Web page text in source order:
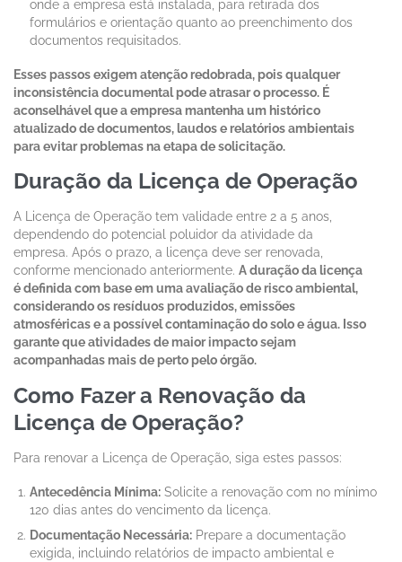
onde a empresa está instalada, para retirada dos
formulários e orientação quanto ao preenchimento dos
documentos requisitados.
Esses passos exigem atenção redobrada, pois qualquer
inconsistência documental pode atrasar o processo. É
aconselhável que a empresa mantenha um histórico
atualizado de documentos, laudos e relatórios ambientais
para evitar problemas na etapa de solicitação.
Duração da Licença de Operação
A Licença de Operação tem validade entre 2 a 5 anos,
dependendo do potencial poluidor da atividade da
empresa. Após o prazo, a licença deve ser renovada,
conforme mencionado anteriormente. A duração da licença
é definida com base em uma avaliação de risco ambiental,
considerando os resíduos produzidos, emissões
atmosféricas e a possível contaminação do solo e água. Isso
garante que atividades de maior impacto sejam
acompanhadas mais de perto pelo órgão.
Como Fazer a Renovação da
Licença de Operação?
Para renovar a Licença de Operação, siga estes passos:
Antecedência Mínima: Solicite a renovação com no mínimo
120 dias antes do vencimento da licença.
Documentação Necessária: Prepare a documentação
exigida, incluindo relatórios de impacto ambiental e